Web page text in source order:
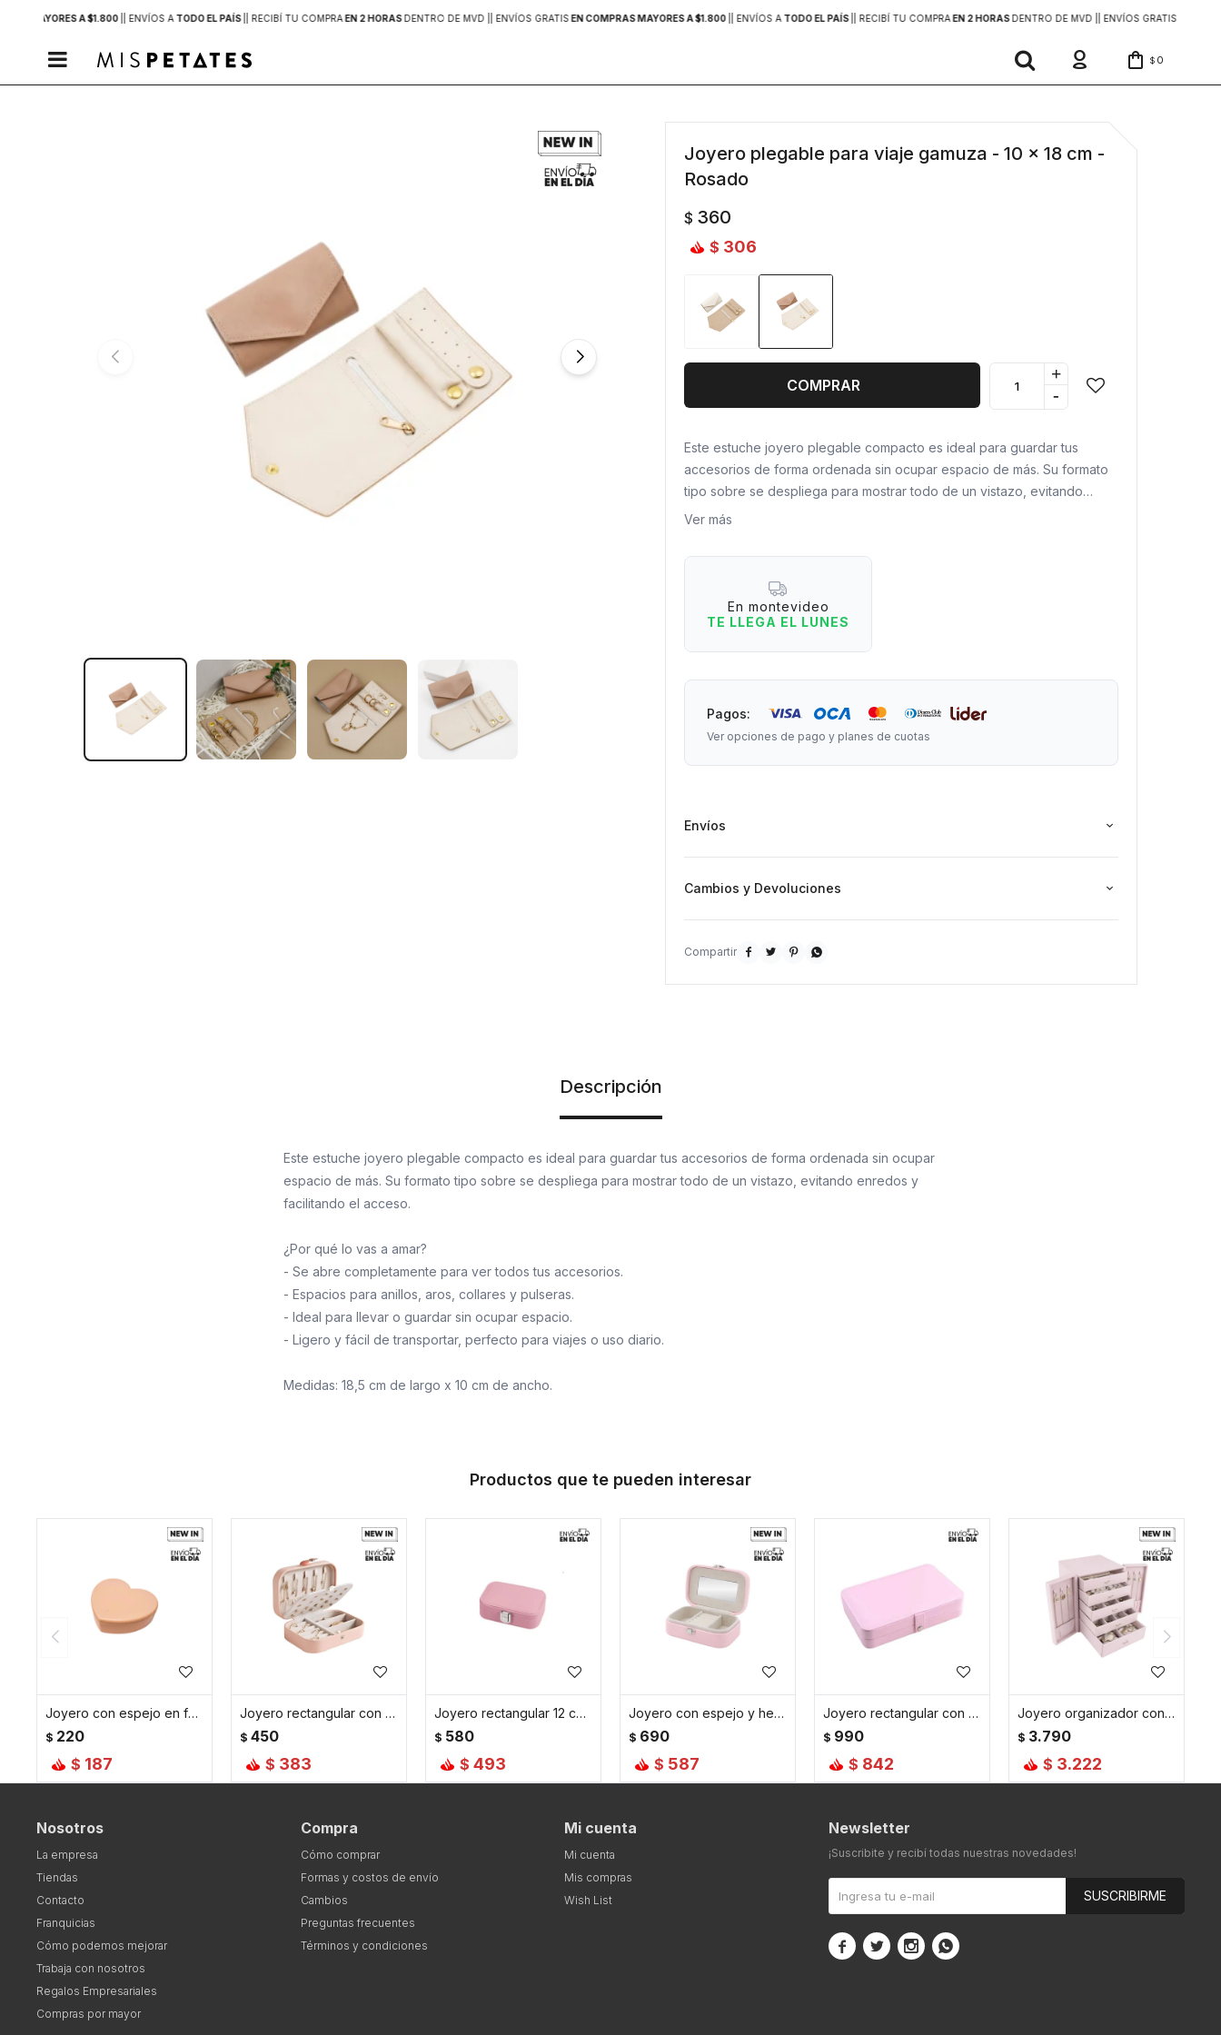
MAYORES A $1.800 | ENVÍOS A TODO EL PAÍS | RECIBÍ TU COMPRAEN 2 HORASDENTRO DE MVD | | ENVÍOS GRATISEN COMPRAS MAYORES A $1.800 | ENVÍOS A TODO EL PAÍS | RECIBÍ TU COMPRAEN 2 HORASDENTRO DE MVD | | ENVÍOS GRATIS
 $ 0
Joyero plegable para viaje gamuza - 10 x 18 cm -
Rosado
$ 360
$ 306
COMPRAR
+
-
Este estuche joyero plegable compacto es ideal para guardar tus
accesorios de forma ordenada sin ocupar espacio de más. Su formato
tipo sobre se despliega para mostrar todo de un vistazo, evitando
enredos y facilitando el acceso.
¿Por qué lo vas a amar?
- Se abre completamente para ver todos tus accesorios.
- Espacios para anillos, aros, collares y pulseras.
- Ideal para llevar o guardar sin ocupar espacio.
Medidas: 18,5 cm de largo x 10 cm de ancho.
Ver más
En montevideo
TE LLEGA EL LUNES
Pagos:
Ver opciones de pago y planes de cuotas
Envíos
Cambios y Devoluciones
   
Descripción
Este estuche joyero plegable compacto es ideal para guardar tus accesorios de forma ordenada sin ocupar
espacio de más. Su formato tipo sobre se despliega para mostrar todo de un vistazo, evitando enredos y
facilitando el acceso.
¿Por qué lo vas a amar?
- Se abre completamente para ver todos tus accesorios.
- Espacios para anillos, aros, collares y pulseras.
- Ideal para llevar o guardar sin ocupar espacio.
- Ligero y fácil de transportar, perfecto para viajes o uso diario.
Medidas: 18,5 cm de largo x 10 cm de ancho.
Productos que te pueden interesar
Joyero con espejo en forma de corazon - 10x9x3cm - Rosado
$ 220
$ 187
Joyero rectangular con hebilla - Chico 16x11x5cm - Rosado
$ 450
$ 383
Joyero rectangular 12 cm x 7 cm x 4 cm - Rosado
$ 580
$ 493
Joyero con espejo y hebilla - Chico 15x10x5cm - Rosado
$ 690
$ 587
Joyero rectangular con botón 21 cm x 14,5 cm x 4,5 cm - Rosado
$ 990
$ 842
Joyero organizador con cajones y puertitas - 21x17x24cm - Rosado
$ 3.790
$ 3.222
Nosotros
La empresa
Tiendas
Contacto
Franquicias
Cómo podemos mejorar
Trabaja con nosotros
Regalos Empresariales
Compras por mayor
Compra
Cómo comprar
Formas y costos de envío
Cambios
Preguntas frecuentes
Términos y condiciones
Mi cuenta
Mi cuenta
Mis compras
Wish List
Newsletter
¡Suscribite y recibí todas nuestras novedades!
SUSCRIBIRME
   